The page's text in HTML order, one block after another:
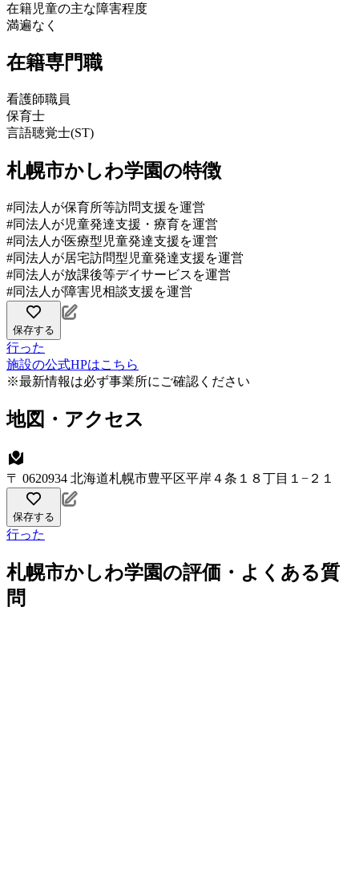
在籍児童の主な障害程度
満遍なく
在籍専門職
看護師職員
保育士
言語聴覚士(ST)
札幌市かしわ学園の特徴
#同法人が保育所等訪問支援を運営
#同法人が児童発達支援・療育を運営
#同法人が医療型児童発達支援を運営
#同法人が居宅訪問型児童発達支援を運営
#同法人が放課後等デイサービスを運営
#同法人が障害児相談支援を運営
保存する
行った
施設の公式HPはこちら
※最新情報は必ず事業所にご確認ください
地図・アクセス
〒 0620934 北海道札幌市豊平区平岸４条１８丁目１−２１
保存する
行った
札幌市かしわ学園の評価・よくある質
問